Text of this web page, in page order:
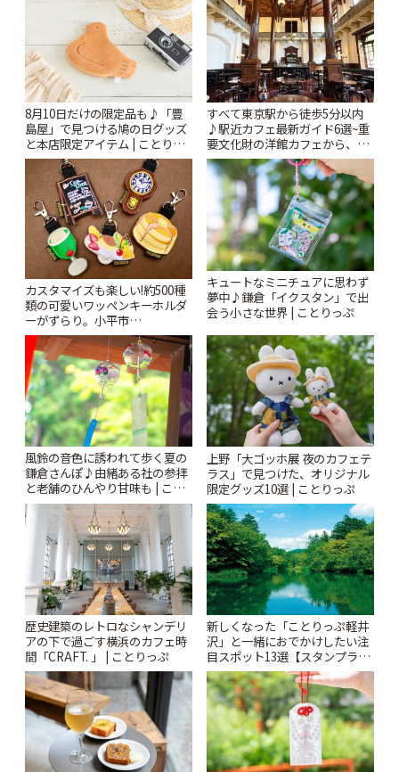
8月10日だけの限定品も♪「豊
島屋」で見つける鳩の日グッズ
と本店限定アイテム | ことりっ
ぷ
すべて東京駅から徒歩5分以内
♪駅近カフェ最新ガイド6選~重
要文化財の洋館カフェから、改
札すぐのレトロ喫茶まで~ | こと
りっぷ
カスタマイズも楽しい!約500種
類の可愛いワッペンキーホルダ
ーがずらり。小平市
「Kimamaya T&K」 | ことりっ
ぷ
キュートなミニチュアに思わず
夢中♪鎌倉「イクスタン」で出
会う小さな世界 | ことりっぷ
風鈴の音色に誘われて歩く夏の
鎌倉さんぽ♪由緒ある社の参拝
と老舗のひんやり甘味も | こと
りっぷ
上野「大ゴッホ展 夜のカフェテ
ラス」で見つけた、オリジナル
限定グッズ10選 | ことりっぷ
歴史建築のレトロなシャンデリ
アの下で過ごす横浜のカフェ時
間「CRAFT. 」 | ことりっぷ
新しくなった「ことりっぷ軽井
沢」と一緒におでかけしたい注
目スポット13選【スタンプラリ
ー開催中】 | ことりっぷ